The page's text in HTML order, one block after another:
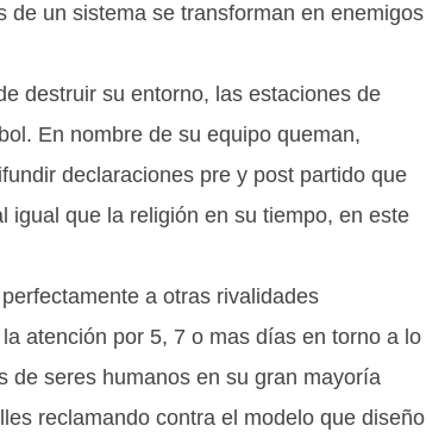
un sistema se transforman en enemigos
destruir su entorno, las estaciones de
En nombre de su equipo queman,
declaraciones pre y post partido que
igual que la religión en su tiempo, en este
a otras rivalidades
atención por 5, 7 o mas días en torno a lo
de seres humanos en su gran mayoría
reclamando contra el modelo que diseño